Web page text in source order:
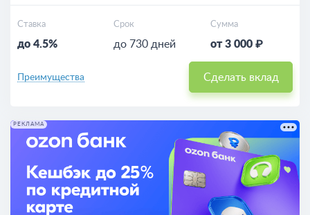
Ставка
до 4.5%
Срок
до 730 дней
Сумма
от 3 000 ₽
Преимущества Сделать вклад
РЕКЛАМА